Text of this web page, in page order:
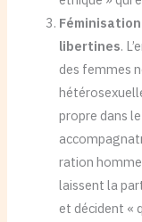
libertines.
des femmes
propre dans
ration
laissent la
et décident «